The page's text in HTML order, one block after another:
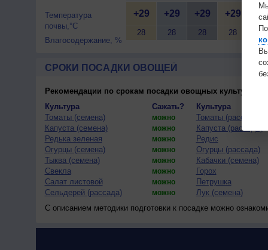
Температура
почвы,°C
Влагосодержание, %
+29
28
+29
28
+29
28
+29
28 28
СРОКИ ПОСАДКИ ОВОЩЕЙ
Рекомендации по срокам посадки овощных культур
Культура
Сажать? Культура
Томаты (семена)
можно Томаты (рассада)
Капуста (семена) можно Капуста (рассада)
Редька зеленая можно Редис
Огурцы (семена) можно Огурцы (рассада)
Тыква (семена) можно Кабачки (семена)
Свекла можно Горох
Салат листовой можно Петрушка
Сельдерей (рассада) можно Лук (семена)
С описанием методики подготовки к посадке можно